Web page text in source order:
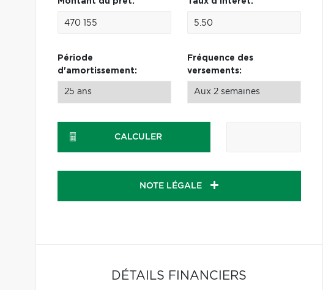
Période
d'amortissement:
Fréquence des
versements:
CALCULER
NOTE LÉGALE
DÉTAILS FINANCIERS